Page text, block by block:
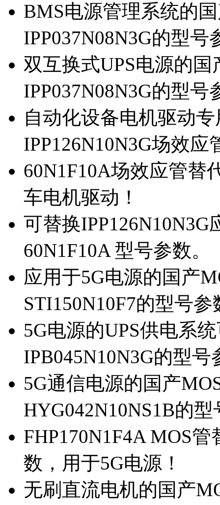
BMS电源管理系统的
IPP037N08N3G的型号
双互换式UPS电源的
IPP037N08N3G的型号
自动化设备电机驱动
IPP126N10N3G场效应
60N1F10A场效应管替
车电机驱动！
可替换
60N1F10A 型号参数。
应用于5G电源的国产
STI150N10F7的型号参
5G电源的UPS供电系
IPB045N10N3G的型号
5G通信电源的国产
HYG042N10NS1B的
FHP170N1F4A MOS
数，用于5G电源！
无刷直流电机的国产